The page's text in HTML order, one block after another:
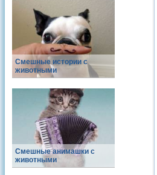
Смешные истории с
животными
Смешные анимашки с
животными